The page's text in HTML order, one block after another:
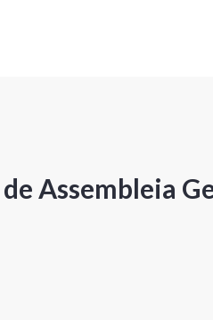
Assembleia